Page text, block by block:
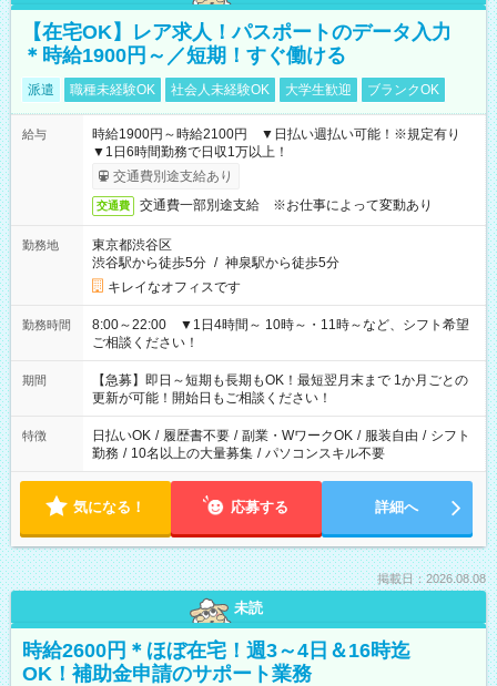
【在宅OK】レア求人！パスポートのデータ入力
＊時給1900円～／短期！すぐ働ける
派遣 職種未経験OK 社会人未経験OK 大学生歓迎 ブランクOK
給与
時給1900円～時給2100円 ▼日払い週払い可能！※規定有り
▼1日6時間勤務で日収1万以上！
交通費別途支給あり
交通費 交通費一部別途支給 ※お仕事によって変動あり
勤務地
東京都渋谷区
渋谷駅から徒歩5分 / 神泉駅から徒歩5分
キレイなオフィスです
勤務時間
8:00～22:00 ▼1日4時間～ 10時～・11時～など、シフト希望
ご相談ください！
期間
【急募】即日～短期も長期もOK！最短翌月末まで 1か月ごとの
更新が可能！開始日もご相談ください！
特徴 日払いOK / 履歴書不要 / 副業・WワークOK / 服装自由 / シフト
勤務 / 10名以上の大量募集 / パソコンスキル不要
気になる！ 応募する 詳細へ
掲載日：2026.08.08
未読
時給2600円＊ほぼ在宅！週3～4日＆16時迄
OK！補助金申請のサポート業務